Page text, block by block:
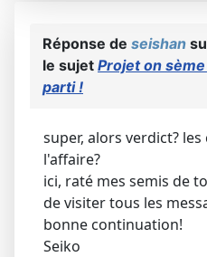
Réponse de seishan
le sujet Projet on
parti !
super, alors verdict?
l'affaire?
ici, raté mes semis de
de visiter tous les
bonne continuation!
Seiko